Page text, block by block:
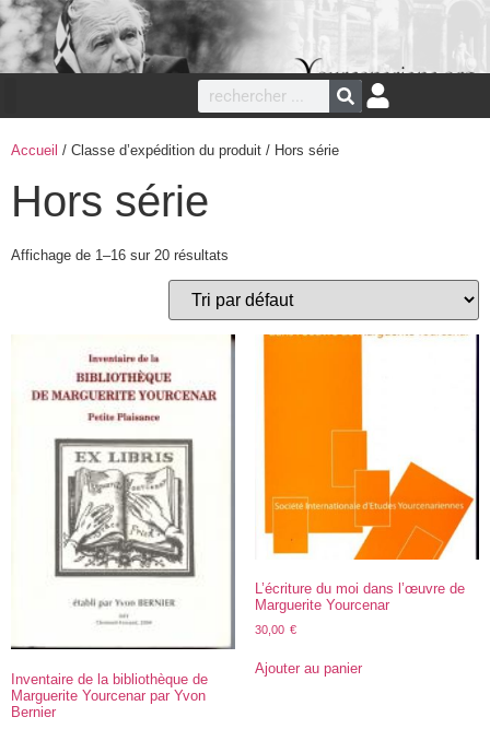
Accueil / Classe d’expédition du produit / Hors série
Hors série
Affichage de 1–16 sur 20 résultats
Inventaire de la bibliothèque de
Marguerite Yourcenar par Yvon
Bernier
L’écriture du moi dans l’œuvre de
Marguerite Yourcenar
30,00 €
Ajouter au panier